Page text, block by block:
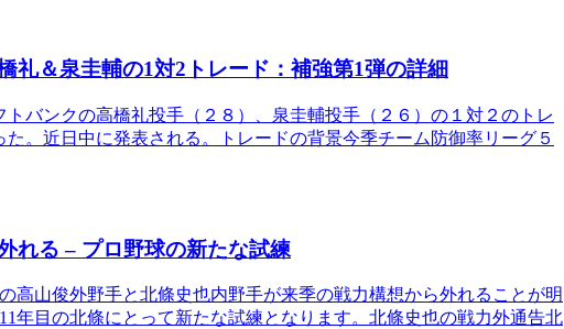
礼＆泉圭輔の1対2トレード：補強第1弾の詳細
バンクの高橋礼投手（２８）、泉圭輔投手（２６）の１対２のトレ
。近日中に発表される。トレードの背景今季チーム防御率リーグ５
れる – プロ野球の新たな試練
高山俊外野手と北條史也内野手が来季の戦力構想から外れることが明
年目の北條にとって新たな試練となります。北條史也の戦力外通告北